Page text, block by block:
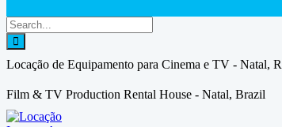
Locação de Equipamento para Cinema e TV - Natal,
Film & TV Production Rental House - Natal, Brazil